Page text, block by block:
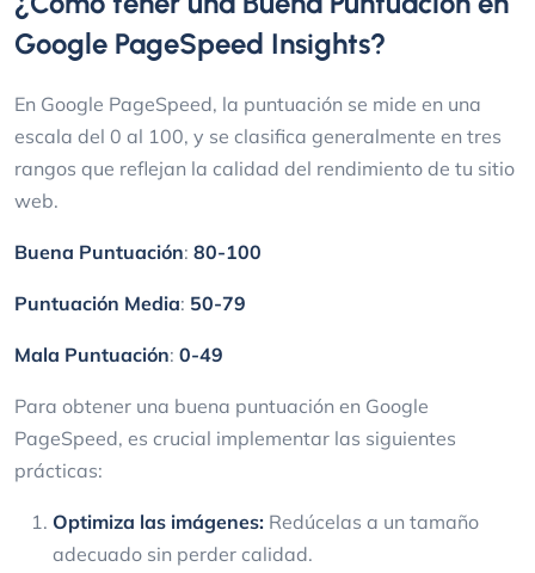
Google PageSpeed Insights?
En Google PageSpeed, la puntuación se mide en una
escala del 0 al 100, y se clasifica generalmente en tres
rangos que reflejan la calidad del rendimiento de tu sitio
web.
Buena Puntuación: 80-100
Puntuación Media: 50-79
Mala Puntuación: 0-49
Para obtener una buena puntuación en Google
PageSpeed, es crucial implementar las siguientes
prácticas:
Optimiza las imágenes: Redúcelas a un tamaño
adecuado sin perder calidad.